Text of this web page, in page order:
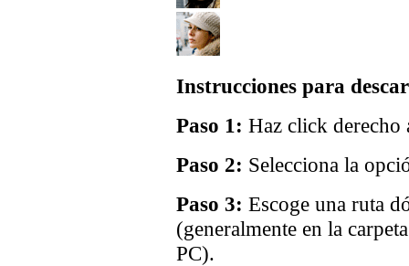
Instrucciones para
Paso 1: Haz click derecho
Paso 2: Selecciona la
Paso 3: Escoge una ruta
(generalmente en la
PC).